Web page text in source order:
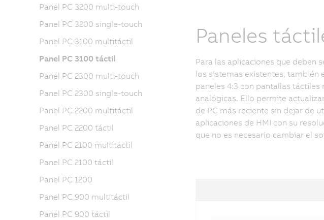
Paneles
Para las aplicaciones que deben
los sistemas existentes, también
paneles 4:3 con pantallas táctiles
analógicas. Ello permite
de PC más reciente sin dejar de
aplicaciones de HMI con su
que no es necesario cambiar el
Panel PC 3200 multi-touch
Panel PC 3200 single-touch
Panel PC 3100 multitáctil
Panel PC 3100 táctil
Panel PC 2300 multi-touch
Panel PC 2300 single-touch
Panel PC 2200 multitáctil
Panel PC 2200 táctil
Panel PC 2100 multitáctil
Panel PC 2100 táctil
Panel PC 1200
Panel PC 900 multitáctil
Panel PC 900 táctil